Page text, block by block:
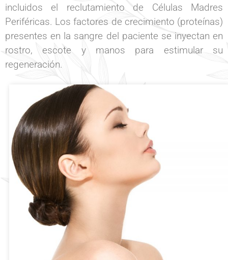
incluidos el reclutamiento de Células Madres
Periféricas. Los factores de crecimiento (proteínas)
presentes en la sangre del paciente se inyectan en
rostro, escote y manos para estimular su
regeneración.